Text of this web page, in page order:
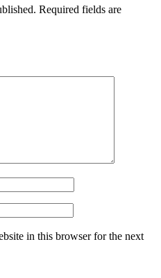
Required fields are
in this browser for the next